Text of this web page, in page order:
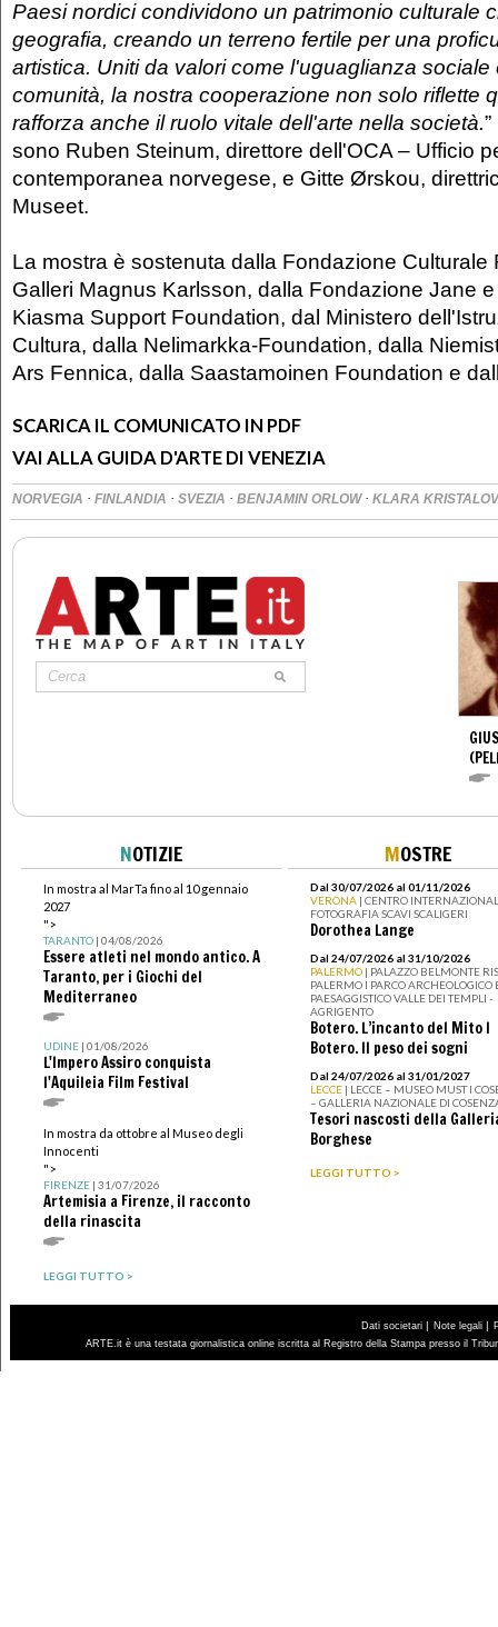
Paesi nordici condividono un patrimonio culturale
geografia, creando un terreno fertile per una
artistica. Uniti da valori come l'uguaglianza sociale
comunità, la nostra cooperazione non solo riflette
rafforza anche il ruolo vitale dell'arte nella società.
sono Ruben Steinum, direttore dell'OCA – Ufficio
contemporanea norvegese, e Gitte Ørskou,
Museet.
La mostra è sostenuta dalla Fondazione Culturale
Galleri Magnus Karlsson, dalla Fondazione Jane
Kiasma Support Foundation, dal Ministero
Cultura, dalla Nelimarkka-Foundation, dalla
Ars Fennica, dalla Saastamoinen Foundation e
SCARICA IL COMUNICATO IN PDF
VAI ALLA GUIDA D'ARTE DI VENEZIA
NORVEGIA · FINLANDIA · SVEZIA · BENJAMIN ORLOW · KLARA
NOTIZIE
In mostra al MarTa fino al 10 gennaio
2027
">
TARANTO| 04/08/2026
Essere atleti nel mondo antico. A
Taranto, per i Giochi del
Mediterraneo
UDINE| 01/08/2026
L'Impero Assiro conquista
l'Aquileia Film Festival
In mostra da ottobre al Museo degli
Innocenti
">
FIRENZE| 31/07/2026
Artemisia a Firenze, il racconto
della rinascita
LEGGI TUTTO >
MOSTRE
Dal 30/07/2026 al 01/11/2026
VERONA | CENTRO
FOTOGRAFIA SCAVI SCALIGERI
Dorothea Lange
Dal 24/07/2026 al 31/10/2026
PALERMO | PALAZZO BELMONTE
PALERMO I PARCO ARCHEOLOGICO
PAESAGGISTICO VALLE DEI TEMPLI -
AGRIGENTO
Botero. L’incanto del Mito I
Botero. Il peso dei sogni
Dal 24/07/2026 al 31/01/2027
LECCE | LECCE – MUSEO MUST I
– GALLERIA NAZIONALE DI
Tesori nascosti della
Borghese
LEGGI TUTTO >
Dati societari | Note legali |
ARTE.it è una testata giornalistica online iscritta al Registro della Stampa presso il